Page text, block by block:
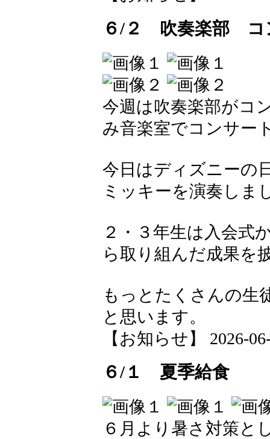
６/２ 吹奏楽部 コ
今週は吹奏楽部がコ
み音楽室でコンサー
今日はディズニーの
ミッキーを演奏しま
２・３年生は入会式
ら取り組んだ成果を
もっとたくさんの生
と思います。
【お知らせ】 2026-
６/１ 夏季給食
６月より暑さ対策と